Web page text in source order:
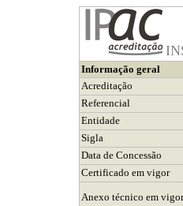
Informação geral
Acreditação
Referencial
Entidade
Sigla
Data de Concessão
Certificado em vigor
Anexo técnico em vigor